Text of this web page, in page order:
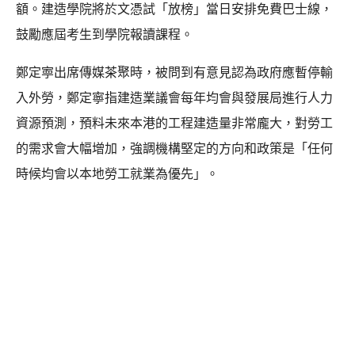
額。建造學院將於文憑試「放榜」當日安排免費巴士線，
鼓勵應屆考生到學院報讀課程。
鄭定寕出席傳媒茶聚時，被問到有意見認為政府應暫停輸
入外勞，鄭定寧指建造業議會每年均會與發展局進行人力
資源預測，預料未來本港的工程建造量非常龐大，對勞工
的需求會大幅增加，強調機構堅定的方向和政策是「任何
時候均會以本地勞工就業為優先」。